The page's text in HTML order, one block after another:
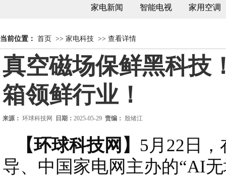
AWE 家博会家电新闻 智能电视 家用空调
当前位置： 首页 >> 家电科技 >> 查看详情
真空磁场保鲜黑科技
箱领鲜行业！
来源： 环球科技网 日期： 2025-05-29 责编： 殷绪江
【环球科技网】 5月22日
导、中国家电网主办的“AI